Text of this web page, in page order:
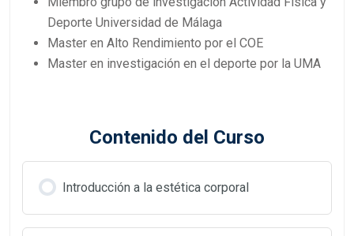
Deporte Universidad de Málaga
Master en Alto Rendimiento por el COE
Master en investigación en el deporte por la UMA
Contenido del Curso
Introducción a la estética corporal